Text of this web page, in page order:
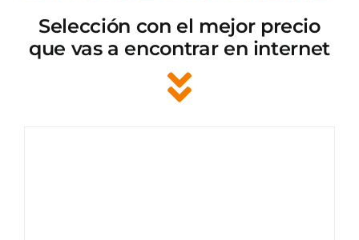
Selección con el mejor precio
que vas a encontrar en internet